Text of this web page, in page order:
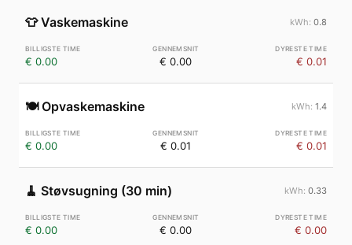
👕 Vaskemaskine 0.8
€ 0.00 € 0.00 € 0.01
🍽️ Opvaskemaskine 1.4
€ 0.00 € 0.01 € 0.01
🧹 Støvsugning (30 min) 0.33
€ 0.00 € 0.00 € 0.00